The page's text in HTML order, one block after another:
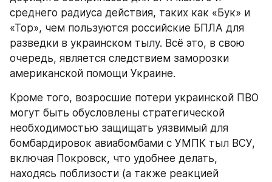
среднего радиуса действия, таких как «Бук» и
«Тор», чем пользуются российские БПЛА для
разведки в украинском тылу. Всё это, в свою
очередь, является следствием заморозки
американской помощи Украине.
Кроме того, возросшие потери украинской ПВО
могут быть обусловлены стратегической
необходимостью защищать уязвимый для
бомбардировок авиабомбами с УМПК тыл ВСУ,
включая Покровск, что удобнее делать,
находясь поблизости (а также реакцией